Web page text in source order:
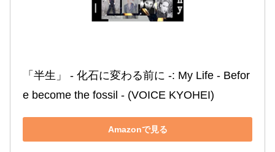
「半生」 ‐ 化石に変わる前に ‐: My Life ‐ Befor
e become the fossil ‐ (VOICE KYOHEI)
Amazonで見る